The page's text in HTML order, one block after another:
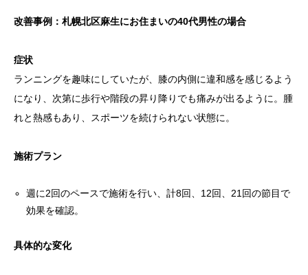
改善事例：札幌北区麻生にお住まいの40代男性の場合
症状
ランニングを趣味にしていたが、膝の内側に違和感を感じるよう
になり、次第に歩行や階段の昇り降りでも痛みが出るように。腫
れと熱感もあり、スポーツを続けられない状態に。
施術プラン
週に2回のペースで施術を行い、計8回、12回、21回の節目で
効果を確認。
具体的な変化